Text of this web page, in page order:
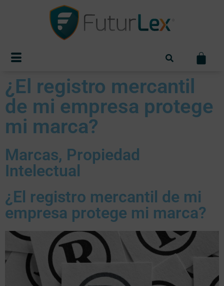
¿El registro mercantil
de mi empresa protege
mi marca?
Marcas, Propiedad
Intelectual
¿El registro mercantil de mi
empresa protege mi marca?